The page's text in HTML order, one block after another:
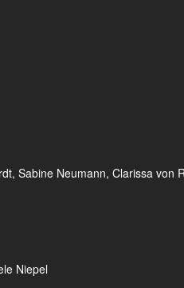
Sabine Neumann, Clarissa von
Niepel